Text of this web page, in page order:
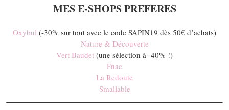
MES E-SHOPS PREFERES
Oxybul (-30% sur tout avec le code SAPIN19 dès 50€ d’achats)
Nature & Découverte
Vert Baudet (une sélection à -40% !)
Fnac
La Redoute
Smallable